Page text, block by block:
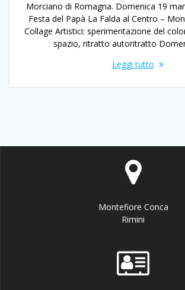
Morciano di Romagna. Domenica 19
Festa del Papà La Falda al Centro –
Collage Artistici: sperimentazione del
spazio, ritratto autoritratto
Leggi tutto
Montefiore Conca
Rimini